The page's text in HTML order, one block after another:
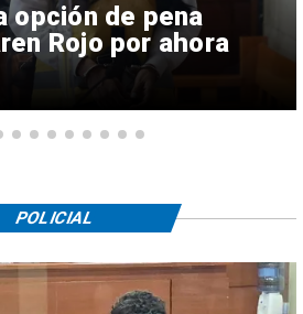
opción de pena
Rojo por ahora
POLICIAL